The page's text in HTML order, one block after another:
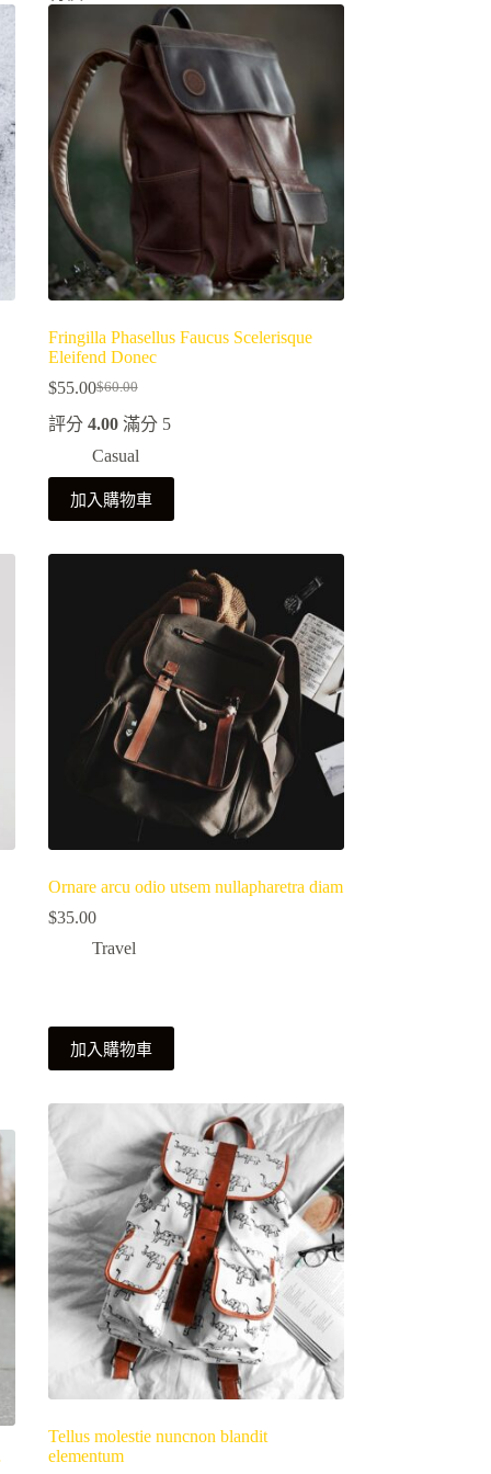
Fringilla Phasellus Faucus Scelerisque
Eleifend Donec
$60.00
始
價
格：
$60.00。
$55.00
前
價
格：
$55.00。
評分 4.00滿分 5
Casual
加入購物車
Ornare arcu odio utsem nullapharetra diam
$35.00
Travel
加入購物車
Tellus molestie nuncnon blandit
elementum